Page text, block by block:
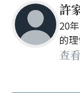
許
20
的
查